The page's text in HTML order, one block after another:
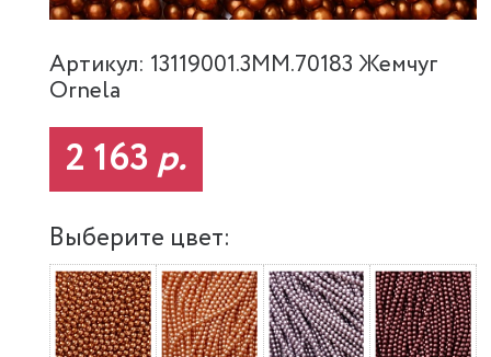
Артикул: 13119001.3MM.70183 Жемчуг
Ornela
2 163 р.
Выберите цвет: